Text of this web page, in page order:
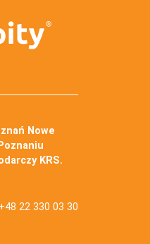
Nowe
KRS.
22 330 03 30